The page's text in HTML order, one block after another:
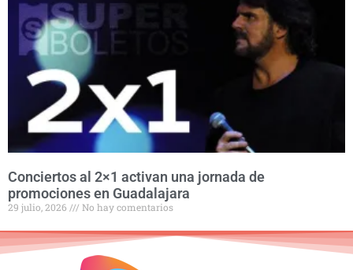
Conciertos al 2×1 activan una jornada de
promociones en Guadalajara
29 julio, 2026 No hay comentarios